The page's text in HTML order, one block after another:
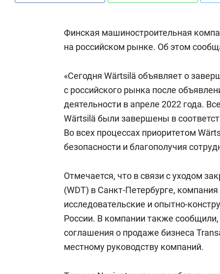
Финская машиностроительная
на российском рынке. Об этом
«Сегодня Wärtsilä объявляет о
с российского рынка после
деятельности в апреле 2022 года.
Wärtsilä были завершены в
Во всех процессах приоритетом
безопасности и благополучия
Отмечается, что в связи с уходом
(WDT) в Санкт-Петербурге,
исследовательские и опытно-
России. В компании также
соглашения о продаже бизнеса
местному руководству компаний.
150 камер до квартиры и Face
ID вместо ключа: какой будет
природе,